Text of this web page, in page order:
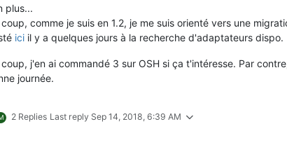
plus...
coup, comme je suis en 1.2, je me suis orienté vers une
ici il y a quelques jours à la recherche d'adaptateurs dispo.
coup, j'en ai commandé 3 sur OSH si ça t'intéresse. Par
journée.
2 Replies Last reply Sep 14, 2018, 6:39 AM